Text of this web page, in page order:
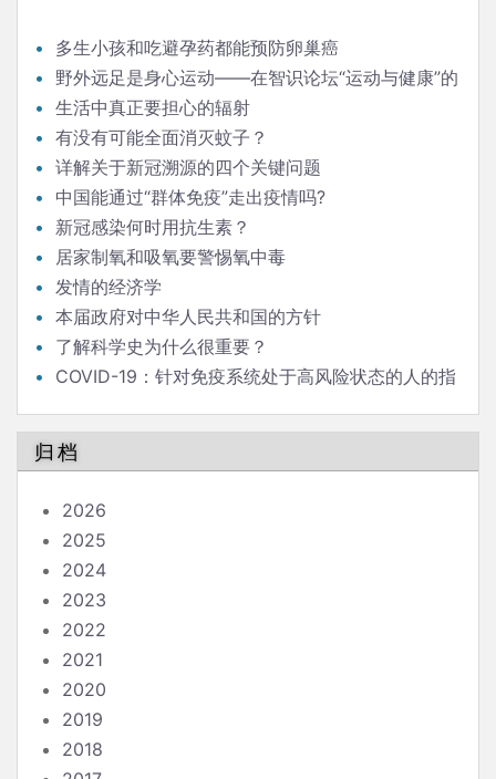
多生小孩和吃避孕药都能预防卵巢癌
野外远足是身心运动——在智识论坛“运动与健康”的
发言生活中真正要担心的辐射
有没有可能全面消灭蚊子？
详解关于新冠溯源的四个关键问题
中国能通过“群体免疫”走出疫情吗?
新冠感染何时用抗生素？
居家制氧和吸氧要警惕氧中毒
发情的经济学
本届政府对中华人民共和国的方针
了解科学史为什么很重要？
COVID-19：针对免疫系统处于高风险状态的人的指
归档
2026
2025
2024
2023
2022
2021
2020
2019
2018